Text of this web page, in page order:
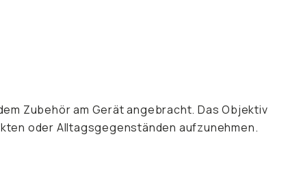
Zubehör am Gerät angebracht. Das Objektiv
oder Alltagsgegenständen aufzunehmen.